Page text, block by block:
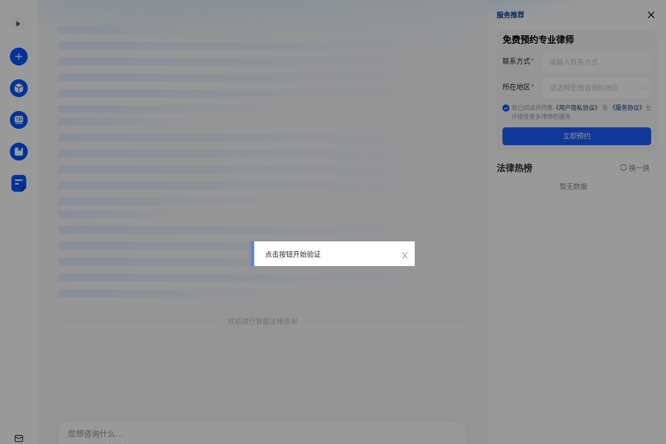
欢迎进行智能法律咨询
服务推荐
服务推荐
免费预约专业律师
联系方式
所在地区
我已阅读并同意 《用户隐私协议》 及 《服务协议》 允
许接受更多律师的服务
立即预约
法律热榜 换一换
暂无数据
点击按钮开始验证 x